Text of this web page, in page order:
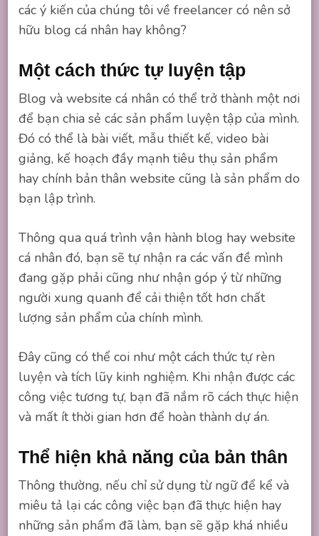
các ý kiến của chúng tôi về freelancer có nên sở
hữu blog cá nhân hay không?
Một cách thức tự luyện tập
Blog và website cá nhân có thể trở thành một nơi
để bạn chia sẻ các sản phẩm luyện tập của mình.
Đó có thể là bài viết, mẫu thiết kế, video bài
giảng, kế hoạch đầy mạnh tiêu thụ sản phẩm
hay chính bản thân website cũng là sản phẩm do
bạn lập trình.
Thông qua quá trình vận hành blog hay website
cá nhân đó, bạn sẽ tự nhận ra các vấn đề mình
đang gặp phải cũng như nhận góp ý từ những
người xung quanh để cải thiện tốt hơn chất
lượng sản phẩm của chính mình.
Đây cũng có thể coi như một cách thức tự rèn
luyện và tích lũy kinh nghiệm. Khi nhận được các
công việc tương tự, bạn đã nắm rõ cách thực hiện
và mất ít thời gian hơn để hoàn thành dự án.
Thể hiện khả năng của bản thân
Thông thường, nếu chỉ sử dụng từ ngữ để kể và
miêu tả lại các công việc bạn đã thực hiện hay
những sản phẩm đã làm, bạn sẽ gặp khá nhiều